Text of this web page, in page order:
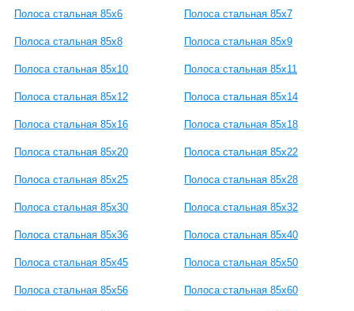
Полоса стальная 85x6 Полоса стальная 85x7
Полоса стальная 85x8 Полоса стальная 85x9
Полоса стальная 85x10 Полоса стальная 85x11
Полоса стальная 85x12 Полоса стальная 85x14
Полоса стальная 85x16 Полоса стальная 85x18
Полоса стальная 85x20 Полоса стальная 85x22
Полоса стальная 85x25 Полоса стальная 85x28
Полоса стальная 85x30 Полоса стальная 85x32
Полоса стальная 85x36 Полоса стальная 85x40
Полоса стальная 85x45 Полоса стальная 85x50
Полоса стальная 85x56 Полоса стальная 85x60